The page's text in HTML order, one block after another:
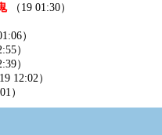
（19 01:30）
）
）
）
12:02）
）